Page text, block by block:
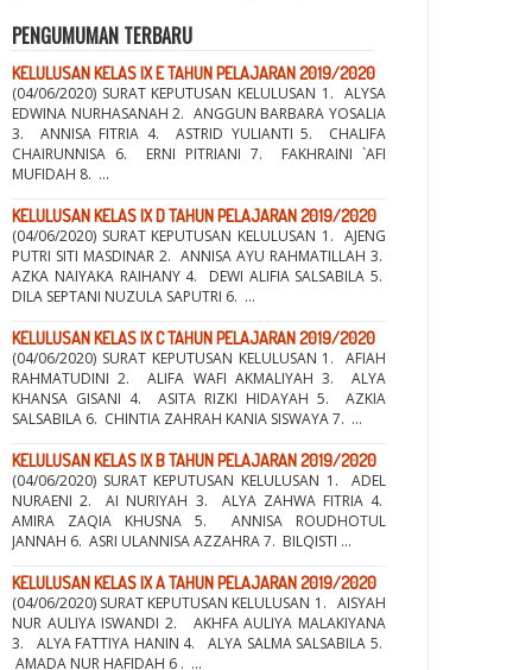
PENGUMUMAN TERBARU
KELULUSAN KELAS IX E TAHUN PELAJARAN 2019/2020
(04/06/2020) SURAT KEPUTUSAN KELULUSAN 1. ALYSA
EDWINA NURHASANAH 2. ANGGUN BARBARA YOSALIA
3. ANNISA FITRIA 4. ASTRID YULIANTI 5. CHALIFA
CHAIRUNNISA 6. ERNI PITRIANI 7. FAKHRAINI `AFI
MUFIDAH 8. ...
KELULUSAN KELAS IX D TAHUN PELAJARAN 2019/2020
(04/06/2020) SURAT KEPUTUSAN KELULUSAN 1. AJENG
PUTRI SITI MASDINAR 2. ANNISA AYU RAHMATILLAH 3.
AZKA NAIYAKA RAIHANY 4. DEWI ALIFIA SALSABILA 5.
DILA SEPTANI NUZULA SAPUTRI 6. ...
KELULUSAN KELAS IX C TAHUN PELAJARAN 2019/2020
(04/06/2020) SURAT KEPUTUSAN KELULUSAN 1. AFIAH
RAHMATUDINI 2. ALIFA WAFI AKMALIYAH 3. ALYA
KHANSA GISANI 4. ASITA RIZKI HIDAYAH 5. AZKIA
SALSABILA 6. CHINTIA ZAHRAH KANIA SISWAYA 7. ...
KELULUSAN KELAS IX B TAHUN PELAJARAN 2019/2020
(04/06/2020) SURAT KEPUTUSAN KELULUSAN 1. ADEL
NURAENI 2. AI NURIYAH 3. ALYA ZAHWA FITRIA 4.
AMIRA ZAQIA KHUSNA 5. ANNISA ROUDHOTUL
JANNAH 6. ASRI ULANNISA AZZAHRA 7. BILQISTI ...
KELULUSAN KELAS IX A TAHUN PELAJARAN 2019/2020
(04/06/2020) SURAT KEPUTUSAN KELULUSAN 1. AISYAH
NUR AULIYA ISWANDI 2. AKHFA AULIYA MALAKIYANA
3. ALYA FATTIYA HANIN 4. ALYA SALMA SALSABILA 5.
AMADA NUR HAFIDAH 6 . ...